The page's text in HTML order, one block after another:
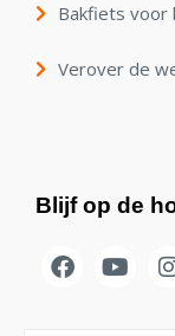
Bakfiets voor
Verover de
Blijf op de